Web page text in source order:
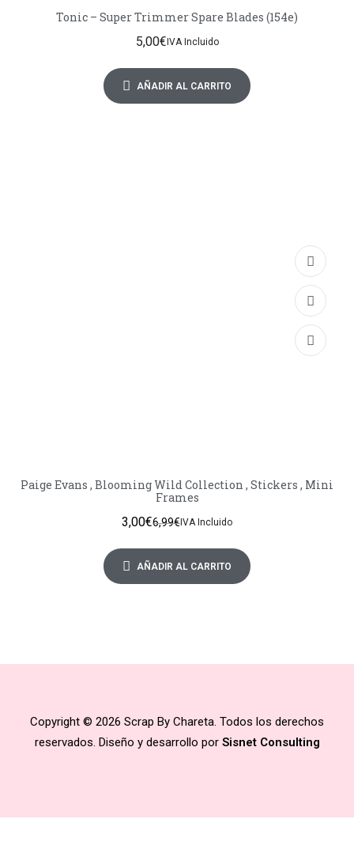
Tonic – Super Trimmer Spare Blades (154e)
5,00€IVA Incluido
AÑADIR AL CARRITO
Paige Evans , Blooming Wild Collection , Stickers , Mini
Frames
6,99€
3,00€ IVA Incluido
AÑADIR AL CARRITO
Copyright © 2026 Scrap By Chareta. Todos los derechos
reservados. Diseño y desarrollo por Sisnet Consulting